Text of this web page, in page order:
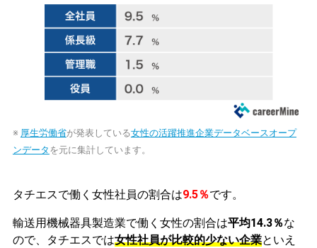
※ 厚生労働省が発表している女性の活躍推進企業データベースオープ
ンデータ を元に集計しています。
タチエスで働く女性社員の割合は9.5％です。
輸送用機械器具製造業で働く女性の割合は平均14.3％な
ので、タチエスでは女性社員が比較的少ない企業といえ